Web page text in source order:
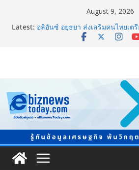
August 9, 2026
Latest: อลิอันซ์ อยุธยา ส่งเสริมคนไทยเต
เปิดพื้นที่ “Level Up the Care by
พันธมิตร ปั้นผู้ประกอบการไทยสู่
LORDNINE จัดศึกคนดังสายเกม
“Rise of the Tenth Lord” เปิดส
ฉลองเซิร์ฟเวอร์ใหม่ เฮเลนา
แพทย์เผย โรคไม่ติดต่อเรื้อรัง
วัยอันควร ทำสูญเสียทางเศรษฐกิจ
บาทต่อปี
ภาครัฐ-เอกชนจับมือสัมมนาใหญ่
รามิกไทยสู่สากล พร้อมชวนผู้ประก